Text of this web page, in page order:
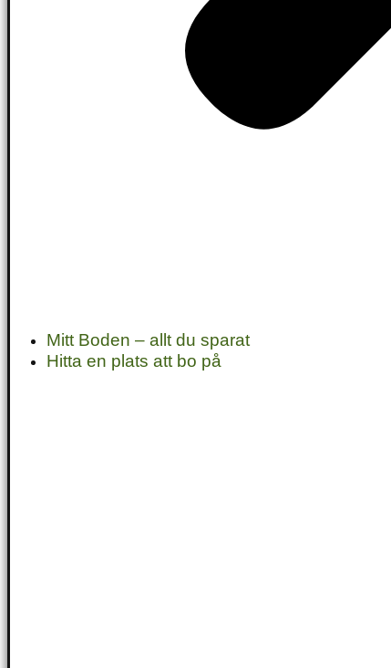
Mitt Boden – allt du sparat
Hitta en plats att bo på